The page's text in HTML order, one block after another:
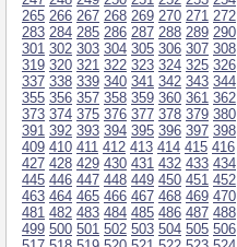
265 266 267 268 269 270 271 272
283 284 285 286 287 288 289 290
301 302 303 304 305 306 307 308
319 320 321 322 323 324 325 326
337 338 339 340 341 342 343 344
355 356 357 358 359 360 361 362
373 374 375 376 377 378 379 380
391 392 393 394 395 396 397 398
409 410 411 412 413 414 415 416
427 428 429 430 431 432 433 434
445 446 447 448 449 450 451 452
463 464 465 466 467 468 469 470
481 482 483 484 485 486 487 488
499 500 501 502 503 504 505 506